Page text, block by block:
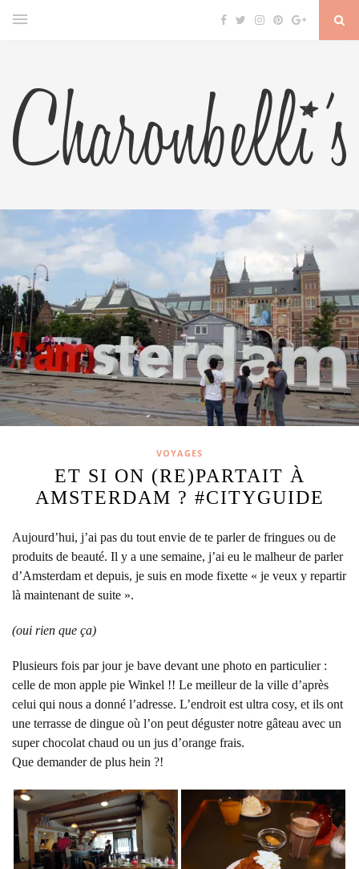
VOYAGES
ET SI ON (RE)PARTAIT À
AMSTERDAM ? #CITYGUIDE
Aujourd’hui, j’ai pas du tout envie de te parler de fringues ou de
produits de beauté. Il y a une semaine, j’ai eu le malheur de parler
d’Amsterdam et depuis, je suis en mode fixette « je veux y repartir
là maintenant de suite ».
(oui rien que ça)
Plusieurs fois par jour je bave devant une photo en particulier :
celle de mon apple pie Winkel !! Le meilleur de la ville d’après
celui qui nous a donné l’adresse. L’endroit est ultra cosy, et ils ont
une terrasse de dingue où l’on peut déguster notre gâteau avec un
super chocolat chaud ou un jus d’orange frais.
Que demander de plus hein ?!